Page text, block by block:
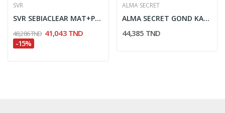
SVR
SVR SEBIACLEAR MAT+PORES SOIN MATIFIANT 40ML
48,286 TND 41,043 TND
-15%
ALMA SECRET
ALMA SECRET GOND KATIRA SHAMPOING SOLIDE 8.5GR
44,385 TND